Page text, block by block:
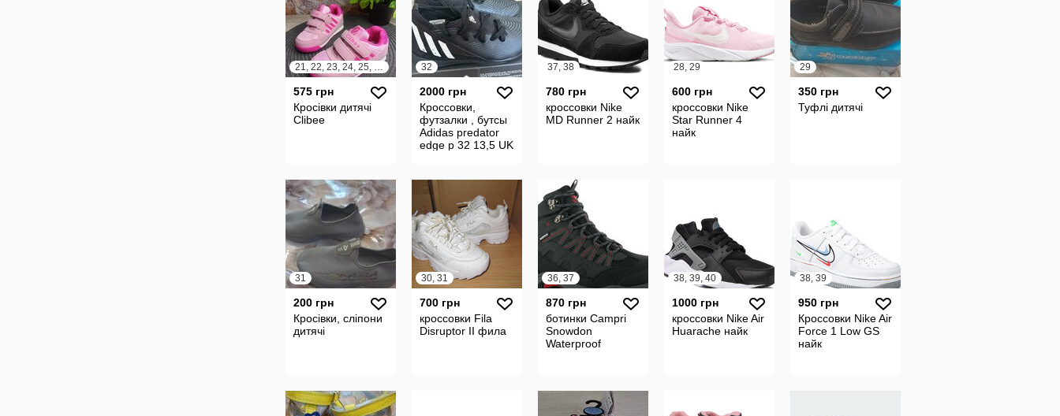
21, 22, 23, 24, 25, 26
575 грн
Кросівки дитячі
Clibee
32
2000 грн
Кроссовки,
футзалки , бутсы
Adidas predator
edge р 32 13,5 UK
37, 38
780 грн
кроссовки Nike
MD Runner 2 найк
28, 29
600 грн
кроссовки Nike
Star Runner 4
найк
29
350 грн
Туфлі дитячі
31
200 грн
Кросівки, сліпони
дитячі
30, 31
700 грн
кроссовки Fila
Disruptor II фила
36, 37
870 грн
ботинки Campri
Snowdon
Waterproof
38, 39, 40
1000 грн
кроссовки Nike Air
Huarache найк
38, 39
950 грн
Кроссовки Nike Air
Force 1 Low GS
найк